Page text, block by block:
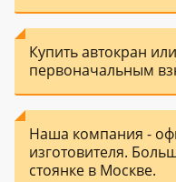
Купить автокран
первоначальным
Наша компания -
изготовителя.
стоянке в Москве.